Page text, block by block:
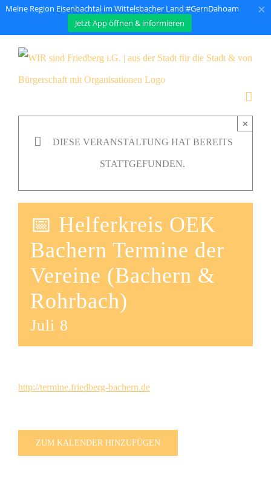
Meine Region Eisenbachtal im Wittelsbacher Land #GernDahoam
Jetzt App öffnen & informieren
×
DIESE VERANSTALTUNG HAT BEREITS
STATTGEFUNDEN.
×
📅 Helferkreis OEK
Bachern Termine der
Vereine (Bachern &
Rohrbach)
Juli 8
http://termine.friedberg-bachern.de
ZUM KALENDER HINZUFÜGEN